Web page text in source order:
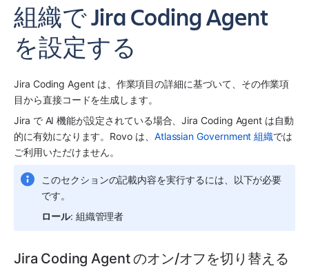
組織で Jira Coding Agent
を設定する
Jira Coding Agent は、作業項目の詳細に基づいて、その作業項
目から直接コードを生成します。
Jira で AI 機能が設定されている場合、Jira Coding Agent は自動
的に有効になります。Rovo は、 Atlassian Government 組織では
ご利用いただけません。
このセクションの記載内容を実行するには、以下が必要
です。
ロール: 組織管理者
Jira Coding Agent のオン/オフを切り替える